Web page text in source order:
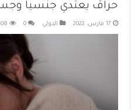
حراڤ يعتدي جنسيا
17 مارس، 2022 الدولي 0